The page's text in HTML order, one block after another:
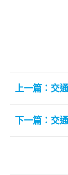
上一篇：交
下一篇：交